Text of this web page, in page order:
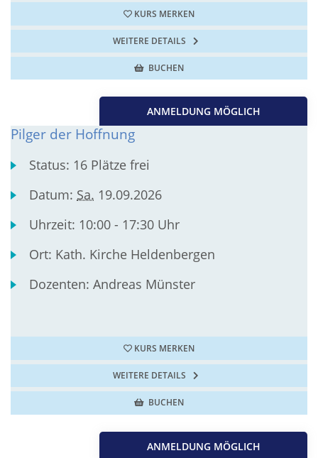
KURS MERKEN
WEITERE DETAILS
BUCHEN
ANMELDUNG MÖGLICH
Pilger der Hoffnung
Status: 16 Plätze frei
Datum: Sa. 19.09.2026
Uhrzeit: 10:00 - 17:30 Uhr
Ort: Kath. Kirche Heldenbergen
Dozenten:Andreas Münster
KURS MERKEN
WEITERE DETAILS
BUCHEN
ANMELDUNG MÖGLICH